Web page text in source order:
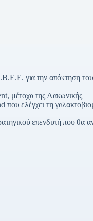
για την απόκτηση του
μέτοχο της Λακωνικής
που ελέγχει τη
επενδυτή που θα